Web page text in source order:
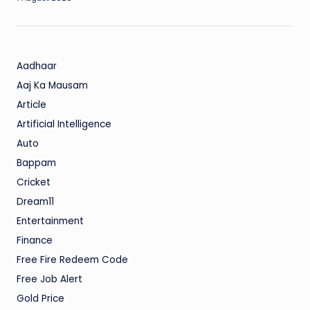
Aadhaar
Aaj Ka Mausam
Article
Artificial Intelligence
Auto
Bappam
Cricket
Dream11
Entertainment
Finance
Free Fire Redeem Code
Free Job Alert
Gold Price